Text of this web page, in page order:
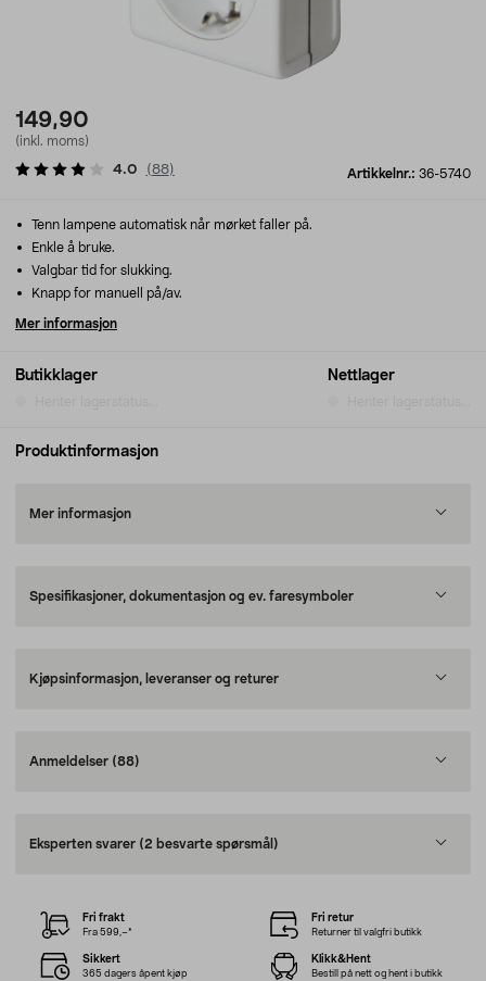
149,90
(inkl. moms)
Artikkelnr.: 36-5740
4.0 (88)
Butikklager Nettlager
Tenn lampene automatisk når mørket faller på.
Enkle å bruke.
Valgbar tid for slukking.
Knapp for manuell på/av.
Mer informasjon
Produktinformasjon
Mer informasjon
Spesifikasjoner, dokumentasjon og ev. faresymboler
Kjøpsinformasjon, leveranser og returer
Anmeldelser (88)
Eksperten svarer (2 besvarte spørsmål)
Fri frakt
Fra 599,–*
Fri retur
Returner til valgfri butikk
Sikkert
365 dagers åpent kjøp
Klikk&Hent
Bestill på nett og hent i butikk